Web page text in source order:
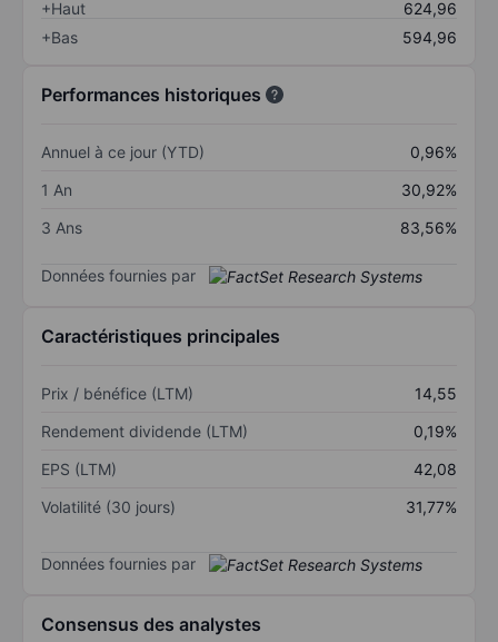
+Haut
624,96
+Bas
594,96
Performances historiques
Annuel à ce jour (YTD)
0,96%
1 An
30,92%
3 Ans
83,56%
Données fournies par
Caractéristiques principales
Prix / bénéfice (LTM)
14,55
Rendement dividende (LTM)
0,19%
EPS (LTM)
42,08
Volatilité (30 jours)
31,77%
Données fournies par
Consensus des analystes